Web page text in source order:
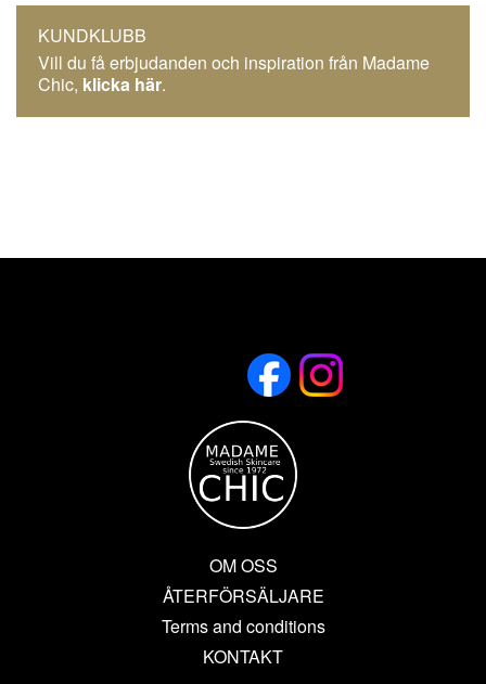
KUNDKLUBB
Vill du få erbjudanden och inspiration från Madame
Chic, klicka här.
OM OSS
ÅTERFÖRSÄLJARE
Terms and conditions
KONTAKT